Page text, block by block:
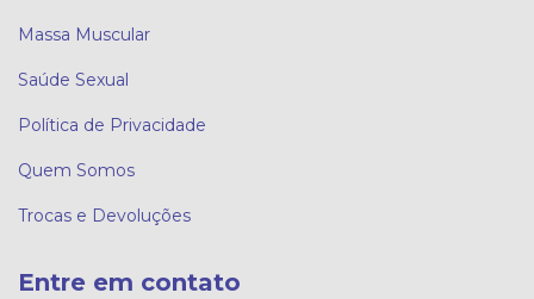
Massa Muscular
Saúde Sexual
Política de Privacidade
Quem Somos
Trocas e Devoluções
Entre em contato